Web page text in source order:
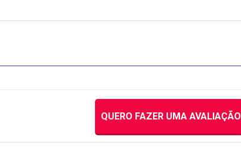
QUERO FAZER UMA AVALIAÇÃO